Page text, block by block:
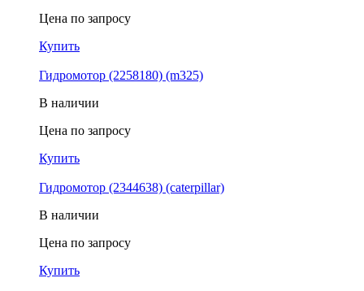
Цена по запросу
Купить
Гидромотор (2258180) (m325)
В наличии
Цена по запросу
Купить
Гидромотор (2344638) (caterpillar)
В наличии
Цена по запросу
Купить